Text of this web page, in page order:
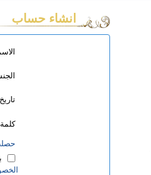
انشاء حساب